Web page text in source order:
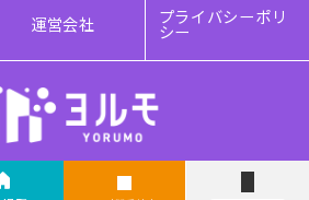
運営会社 プライバシーポリ
シー